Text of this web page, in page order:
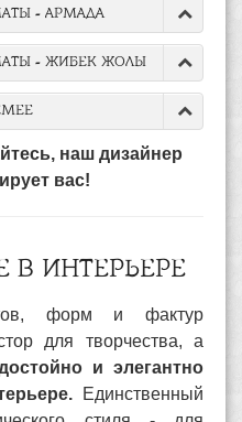
- АРМАДА
- ЖИБЕК ЖОЛЫ
наш дизайнер
вас!
В ИНТЕРЬЕРЕ
форм и фактур
для творчества, а
и элегантно
Единственный